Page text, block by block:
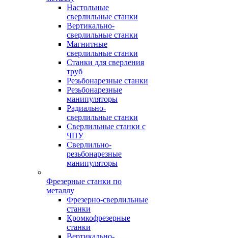
Настольные
сверлильные станки
Вертикально-
сверлильные станки
Магнитные
сверлильные станки
Станки для сверления
труб
Резьбонарезные станки
Резьбонарезные
манипуляторы
Радиально-
сверлильные станки
Сверлильные станки с
ЧПУ
Сверлильно-
резьбонарезные
манипуляторы
Фрезерные станки по
металлу
Фрезерно-сверлильные
станки
Кромкофрезерные
станки
Вертикально-